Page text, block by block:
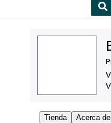
Tienda Acerca de